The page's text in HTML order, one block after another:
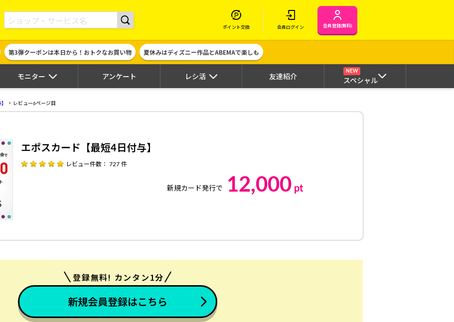
て現金やギフト券に交換できるポイントサイト | ハピタス
ポイント交換 会員ログイン 会員登録(無料)
第3弾クーポンは本日から！おトクなお買い物 夏休みはディズニー作品とABEMAで楽しも
モニター アンケート レシ活 友達紹介
NEW
スペシャル
レビュー6ページ目
エポスカード【最短4日付与】
レビュー件数： 727 件
新規カード発行で 12,000 pt
登録無料! カンタン1分
新規会員登録はこちら